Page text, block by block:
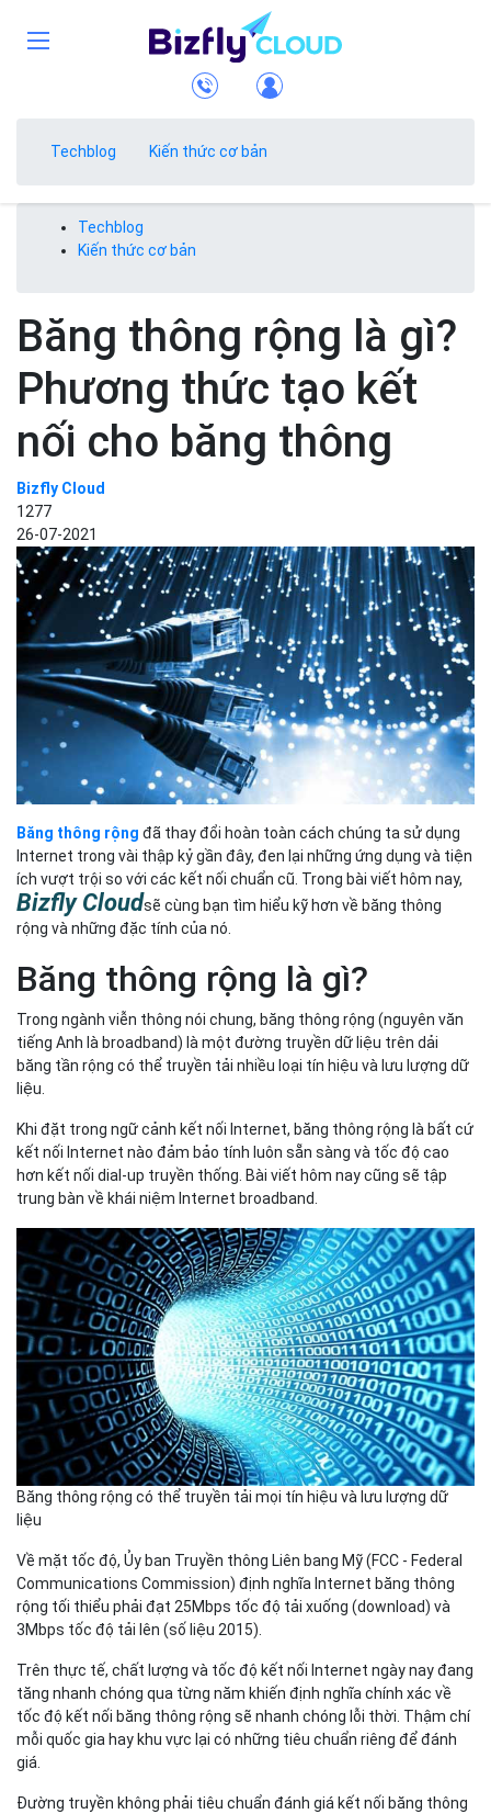
Techblog Kiến thức cơ bản
Techblog
Kiến thức cơ bản
Băng thông rộng là gì?
Phương thức tạo kết
nối cho băng thông
Bizfly Cloud
1277
26-07-2021
Băng thông rộng đã thay đổi hoàn toàn cách chúng ta sử dụng
Internet trong vài thập kỷ gần đây, đen lại những ứng dụng và tiện
ích vượt trội so với các kết nối chuẩn cũ. Trong bài viết hôm nay,
Bizfly Cloudsẽ cùng bạn tìm hiểu kỹ hơn về băng thông
rộng và những đặc tính của nó.
Băng thông rộng là gì?
Trong ngành viễn thông nói chung, băng thông rộng (nguyên văn
tiếng Anh là broadband) là một đường truyền dữ liệu trên dải
băng tần rộng có thể truyền tải nhiều loại tín hiệu và lưu lượng dữ
liệu.
Khi đặt trong ngữ cảnh kết nối Internet, băng thông rộng là bất cứ
kết nối Internet nào đảm bảo tính luôn sẵn sàng và tốc độ cao
hơn kết nối dial-up truyền thống. Bài viết hôm nay cũng sẽ tập
trung bàn về khái niệm Internet broadband.
Băng thông rộng có thể truyền tải mọi tín hiệu và lưu lượng dữ
liệu
Về mặt tốc độ, Ủy ban Truyền thông Liên bang Mỹ (FCC - Federal
Communications Commission) định nghĩa Internet băng thông
rộng tối thiểu phải đạt 25Mbps tốc độ tải xuống (download) và
3Mbps tốc độ tải lên (số liệu 2015).
Trên thực tế, chất lượng và tốc độ kết nối Internet ngày nay đang
tăng nhanh chóng qua từng năm khiến định nghĩa chính xác về
tốc độ kết nối băng thông rộng sẽ nhanh chóng lỗi thời. Thậm chí
mỗi quốc gia hay khu vực lại có những tiêu chuẩn riêng để đánh
giá.
Đường truyền không phải tiêu chuẩn đánh giá kết nối băng thông